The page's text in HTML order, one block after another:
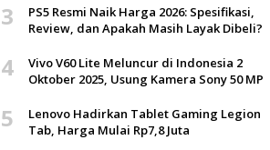
3
PS5 Resmi Naik Harga 2026: Spesifikasi,
Review, dan Apakah Masih Layak Dibeli?
4
Vivo V60 Lite Meluncur di Indonesia 2
Oktober 2025, Usung Kamera Sony 50 MP
5
Lenovo Hadirkan Tablet Gaming Legion
Tab, Harga Mulai Rp7,8 Juta